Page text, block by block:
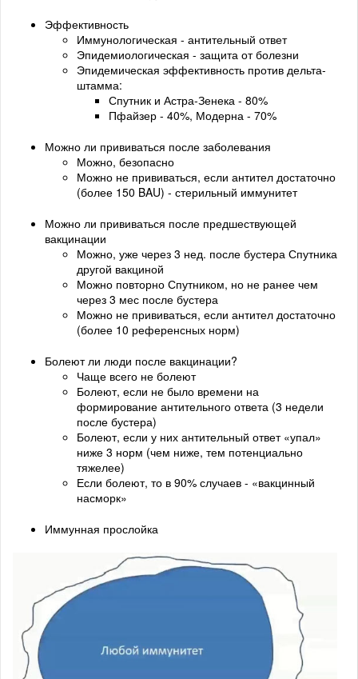
Эффективность
Иммунологическая - антительный ответ
Эпидемиологическая - защита от болезни
Эпидемическая эффективность против дельта-
штамма:
Спутник и Астра-Зенека - 80%
Пфайзер - 40%, Модерна - 70%
Можно ли прививаться после заболевания
Можно, безопасно
Можно не прививаться, если антител достаточно
(более 150 BAU) - стерильный иммунитет
Можно ли прививаться после предшествующей
вакцинации
Можно, уже через 3 нед. после бустера Спутника
другой вакциной
Можно повторно Спутником, но не ранее чем
через 3 мес после бустера
Можно не прививаться, если антител достаточно
(более 10 референсных норм)
Болеют ли люди после вакцинации?
Чаще всего не болеют
Болеют, если не было времени на
формирование антительного ответа (3 недели
после бустера)
Болеют, если у них антительный ответ «упал»
ниже 3 норм (чем ниже, тем потенциально
тяжелее)
Если болеют, то в 90% случаев - «вакцинный
насморк»
Иммунная прослойка